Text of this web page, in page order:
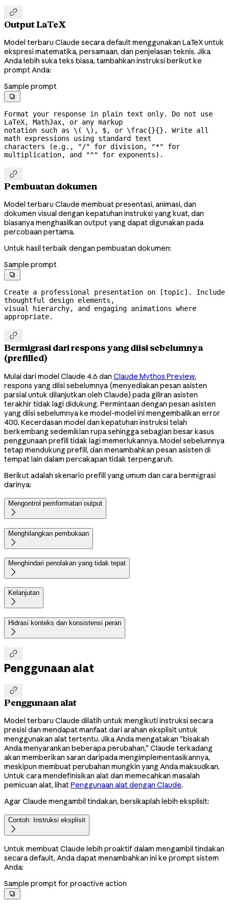

Output LaTeX
Model terbaru Claude secara default menggunakan LaTeX untuk
ekspresi matematika, persamaan, dan penjelasan teknis. Jika
Anda lebih suka teks biasa, tambahkan instruksi berikut ke
prompt Anda:
Sample prompt

Format your response in plain text only. Do not use
LaTeX, MathJax, or any markup
notation such as \( \), $, or \frac{}{}. Write all
math expressions using standard text
characters (e.g., "/" for division, "*" for
multiplication, and "^" for exponents).

Pembuatan dokumen
Model terbaru Claude membuat presentasi, animasi, dan
dokumen visual dengan kepatuhan instruksi yang kuat, dan
biasanya menghasilkan output yang dapat digunakan pada
percobaan pertama.
Untuk hasil terbaik dengan pembuatan dokumen:
Sample prompt

Create a professional presentation on [topic]. Include
thoughtful design elements,
visual hierarchy, and engaging animations where
appropriate.

Bermigrasi dari respons yang diisi sebelumnya
(prefilled)
Mulai dari model Claude 4.6 dan Claude Mythos Preview,
respons yang diisi sebelumnya (menyediakan pesan asisten
parsial untuk dilanjutkan oleh Claude) pada giliran asisten
terakhir tidak lagi didukung. Permintaan dengan pesan asisten
yang diisi sebelumnya ke model-model ini mengembalikan error
400. Kecerdasan model dan kepatuhan instruksi telah
berkembang sedemikian rupa sehingga sebagian besar kasus
penggunaan prefill tidak lagi memerlukannya. Model sebelumnya
tetap mendukung prefill, dan menambahkan pesan asisten di
tempat lain dalam percakapan tidak terpengaruh.
Berikut adalah skenario prefill yang umum dan cara bermigrasi
darinya:
Mengontrol pemformatan output

Menghilangkan pembukaan

Menghindari penolakan yang tidak tepat

Kelanjutan

Hidrasi konteks dan konsistensi peran


Penggunaan alat

Penggunaan alat
Model terbaru Claude dilatih untuk mengikuti instruksi secara
presisi dan mendapat manfaat dari arahan eksplisit untuk
menggunakan alat tertentu. Jika Anda mengatakan "bisakah
Anda menyarankan beberapa perubahan," Claude terkadang
akan memberikan saran daripada mengimplementasikannya,
meskipun membuat perubahan mungkin yang Anda maksudkan.
Untuk cara mendefinisikan alat dan memecahkan masalah
pemicuan alat, lihatPenggunaan alat dengan Claude.
Agar Claude mengambil tindakan, bersikaplah lebih eksplisit:
Contoh: Instruksi eksplisit

Untuk membuat Claude lebih proaktif dalam mengambil tindakan
secara default, Anda dapat menambahkan ini ke prompt sistem
Anda:
Sample prompt for proactive action
